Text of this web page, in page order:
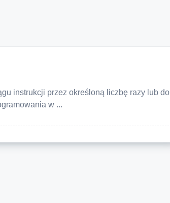
instrukcji przez określoną liczbę razy lub do
w ...